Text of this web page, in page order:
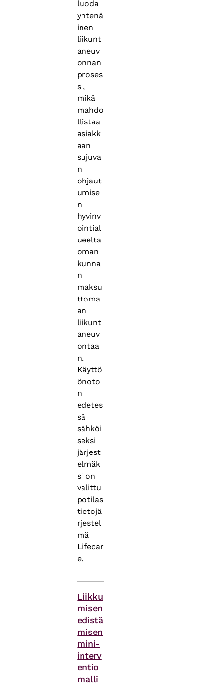
luoda
yhtenä
inen
liikunt
aneuv
onnan
proses
si,
mikä
mahdo
llistaa
asiakk
aan
sujuva
n
ohjaut
umise
n
hyvinv
ointial
ueelta
oman
kunna
n
maksu
ttoma
an
liikunt
aneuv
ontaa
n.
Käyttö
önoto
n
edetes
sä
sähköi
seksi
järjest
elmäk
si on
valittu
potilas
tietojä
rjestel
mä
Lifecar
e.
Liikku
misen
edistä
misen
mini-
interv
entio
malli